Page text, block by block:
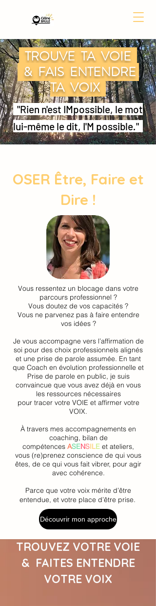
TROUVE TA VOIE
& FAIS ENTENDRE
TA VOIX
"Rien n'est IMpossible, le mot
lui-même le dit, I'M possible."
OSER Être, Faire et
Dire !
Vous ressentez un blocage dans votre
parcours professionnel ?
Vous doutez de vos capacités ?
Vous ne parvenez pas à faire entendre
vos idées ?
Je vous accompagne vers l’affirmation de
soi pour des choix professionnels alignés
et une prise de parole assumée. En tant
que Coach en évolution professionnelle et
Prise de parole en public, je suis
convaincue que vous avez déjà en vous
les ressources nécessaires
pour tracer votre VOIE et affirmer votre
VOIX.
À travers mes accompagnements en
coaching, bilan de
compétences ASENSILE et ateliers,
vous (re)prenez conscience de qui vous
êtes, de ce qui vous fait vibrer, pour agir
avec cohérence.
Parce que votre voix mérite d’être
entendue, et votre place d’être prise.
Découvrir mon approche
TROUVEZ VOTRE VOIE
& FAITES ENTENDRE
VOTRE VOIX